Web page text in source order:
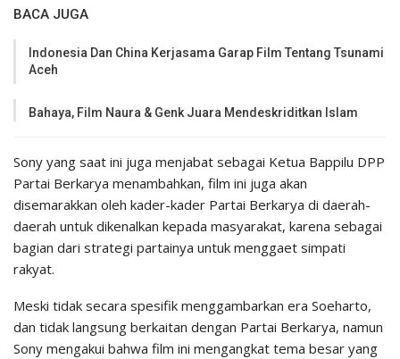
BACA JUGA
Indonesia Dan China Kerjasama Garap Film Tentang Tsunami
Aceh
Bahaya, Film Naura & Genk Juara Mendeskriditkan Islam
Sony yang saat ini juga menjabat sebagai Ketua Bappilu DPP
Partai Berkarya menambahkan, film ini juga akan
disemarakkan oleh kader-kader Partai Berkarya di daerah-
daerah untuk dikenalkan kepada masyarakat, karena sebagai
bagian dari strategi partainya untuk menggaet simpati
rakyat.
Meski tidak secara spesifik menggambarkan era Soeharto,
dan tidak langsung berkaitan dengan Partai Berkarya, namun
Sony mengakui bahwa film ini mengangkat tema besar yang